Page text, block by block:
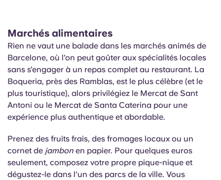
Marchés alimentaires
Rien ne vaut une balade dans les marchés animés de
Barcelone, où l'on peut goûter aux spécialités locales
sans s'engager à un repas complet au restaurant. La
Boqueria, près des Ramblas, est le plus célèbre (et le
plus touristique), alors privilégiez le Mercat de Sant
Antoni ou le Mercat de Santa Caterina pour une
expérience plus authentique et abordable.
Prenez des fruits frais, des fromages locaux ou un
cornet de jambon en papier. Pour quelques euros
seulement, composez votre propre pique-nique et
dégustez-le dans l'un des parcs de la ville. Vous